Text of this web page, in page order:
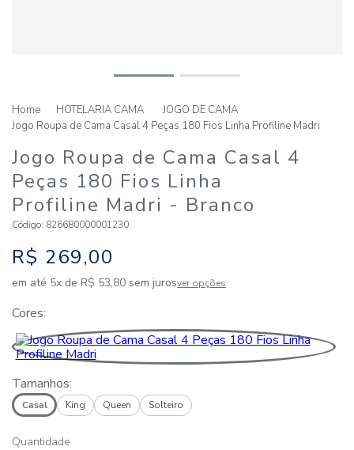
HOTELARIA CAMA
JOGO DE CAMA
Jogo Roupa de Cama Casal 4 Peças 180 Fios Linha Profiline Madri
Jogo Roupa de Cama Casal 4
Peças 180 Fios Linha
Profiline Madri - Branco
Código: 826680000001230
R$ 269,00
em até 5x de R$ 53,80 sem jurosver opções
Cores
Tamanhos:
Casal King Queen Solteiro
Quantidade